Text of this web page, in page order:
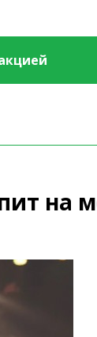
на